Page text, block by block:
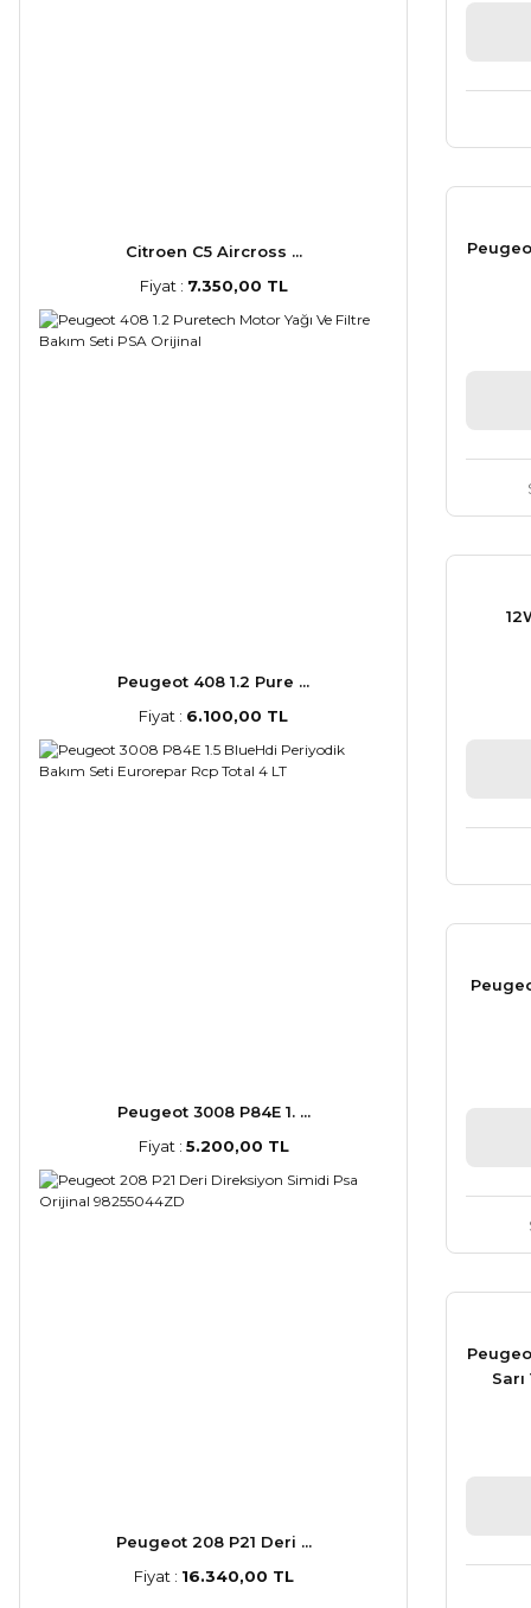
Citroen C5 Aircross ...
Fiyat : 7.350,00 TL
Peugeot 408 1.2 Pure ...
Fiyat : 6.100,00 TL
Peugeot 3008 P84E 1. ...
Fiyat : 5.200,00 TL
Peugeot 208 P21 Deri ...
Fiyat : 16.340,00 TL